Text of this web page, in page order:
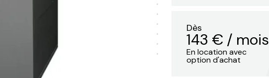
Dès
143 € / mois
En location avec
option d'achat